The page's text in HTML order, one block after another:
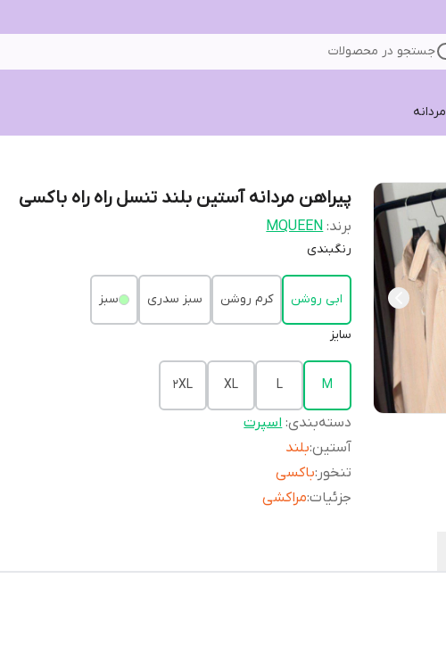
جستجو در محصولات
مردانه
پیراهن مردانه آستین بلند تنسل راه راه باکسی
برند: MQUEEN
رنگبندی
ابی روشن کرم روشن سبز سدری سبز
سایز
M
L
XL
2XL
دسته‌بندی:اسپرت
آستین:بلند
تنخور :باکسی
جزئیات:مراکشی